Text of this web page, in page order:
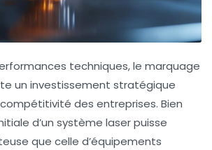
techniques, le marquage
un investissement stratégique
des entreprises. Bien
d’un système laser puisse
que celle d’équipements